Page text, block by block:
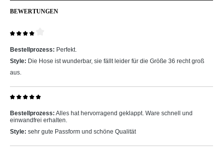
BEWERTUNGEN
Bestellprozess: Perfekt.
Style: Die Hose ist wunderbar, sie fällt leider für die Größe 36 recht groß
aus.
Bestellprozess: Alles hat hervorragend geklappt. Ware schnell und
einwandfrei erhalten.
Style: sehr gute Passform und schöne Qualität